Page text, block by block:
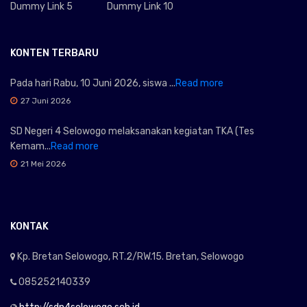
Dummy Link 5 Dummy Link 10
KONTEN TERBARU
Pada hari Rabu, 10 Juni 2026, siswa ...Read more
27 Juni 2026
SD Negeri 4 Selowogo melaksanakan kegiatan TKA (Tes
Kemam...Read more
21 Mei 2026
KONTAK
Kp. Bretan Selowogo, RT.2/RW.15. Bretan, Selowogo
085252140339